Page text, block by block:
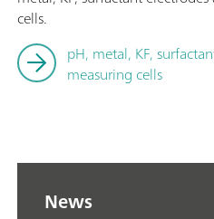
cells.
pH, metal, KF,
measuring cells
News